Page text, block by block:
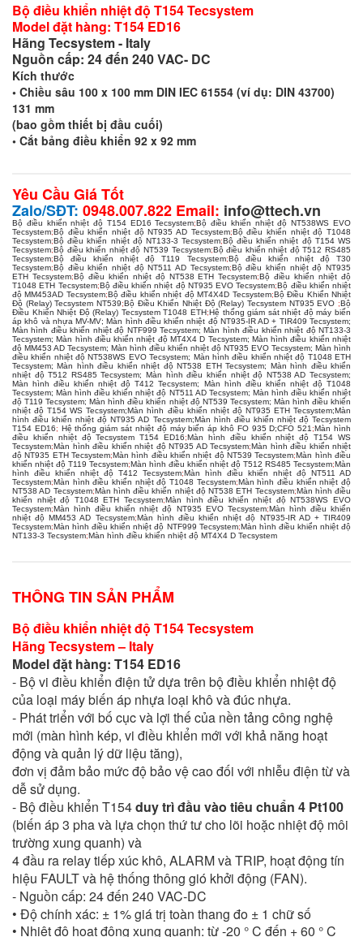
Bộ điều khiển nhiệt độ T154 Tecsystem
Model đặt hàng: T154 ED16
Hãng Tecsystem - Italy
Nguồn cấp: 24 đến 240 VAC- DC
Kích thước
• Chiều sâu 100 x 100 mm DIN IEC 61554 (ví dụ: DIN 43700)
131 mm
(bao gồm thiết bị đầu cuối)
• Cắt bảng điều khiển 92 x 92 mm
Yêu Cầu Giá Tốt
Zalo/SĐT: 0948.007.822 Email: info@ttech.vn
Bộ điều khiển nhiệt độ T154 ED16 Tecsystem;Bộ điều khiển nhiệt độ NT538WS EVO
Tecsystem;Bộ điều khiển nhiệt độ NT935 AD Tecsystem;Bộ điều khiển nhiệt độ T1048
Tecsystem;Bộ điều khiển nhiệt độ NT133-3 Tecsystem;Bộ điều khiển nhiệt độ T154 WS
Tecsystem;Bộ điều khiển nhiệt độ NT539 Tecsystem;Bộ điều khiển nhiệt độ T512 RS485
Tecsystem;Bộ điều khiển nhiệt độ T119 Tecsystem;Bộ điều khiển nhiệt độ T30
Tecsystem;Bộ điều khiển nhiệt độ NT511 AD Tecsystem;Bộ điều khiển nhiệt độ NT935
ETH Tecsystem;Bộ điều khiển nhiệt độ NT538 ETH Tecsystem;Bộ điều khiển nhiệt độ
T1048 ETH Tecsystem;Bộ điều khiển nhiệt độ NT935 EVO Tecsystem;Bộ điều khiển nhiệt
độ MM453AD Tecsystem;Bộ điều khiển nhiệt độ MT4X4D Tecsystem;Bộ Điều Khiển Nhiệt
Độ (Relay) Tecsystem NT539;Bộ Điều Khiển Nhiệt Độ (Relay) Tecsystem NT935 EVO ;Bộ
Điều Khiển Nhiệt Độ (Relay) Tecsystem T1048 ETH;Hệ thống giám sát nhiệt độ máy biến
áp khô và nhựa MV-MV;Màn hình điều khiển nhiệt độ NT935-IR AD + TIR409 Tecsystem;
Màn hình điều khiển nhiệt độ NTF999 Tecsystem;Màn hình điều khiển nhiệt độ NT133-3
Tecsystem;Màn hình điều khiển nhiệt độ MT4X4 D Tecsystem; Màn hình điều khiển nhiệt
độ MM453 AD Tecsystem; Màn hình điều khiển nhiệt độ NT935 EVO Tecsystem; Màn hình
điều khiển nhiệt độ NT538WS EVO Tecsystem; Màn hình điều khiển nhiệt độ T1048 ETH
Tecsystem;Màn hình điều khiển nhiệt độ NT538 ETH Tecsystem; Màn hình điều khiển
nhiệt độ T512 RS485 Tecsystem;Màn hình điều khiển nhiệt độ NT538 AD Tecsystem;
Màn hình điều khiển nhiệt độ T412 Tecsystem; Màn hình điều khiển nhiệt độ T1048
Tecsystem;Màn hình điều khiển nhiệt độ NT511 AD Tecsystem; Màn hình điều khiển nhiệt
độ T119 Tecsystem;Màn hình điều khiển nhiệt độ NT539 Tecsystem; Màn hình điều khiển
nhiệt độ T154 WS Tecsystem;Màn hình điều khiển nhiệt độ NT935 ETH Tecsystem;Màn
hình điều khiển nhiệt độ NT935 AD Tecsystem;Màn hình điều khiển nhiệt độ Tecsystem
T154 ED16; Hệ thống giám sát nhiệt độ máy biến áp khô FO 935 D;CFO 521 ;Màn hình
điều khiển nhiệt độ Tecsystem T154 ED16;Màn hình điều khiển nhiệt độ T154 WS
Tecsystem;Màn hình điều khiển nhiệt độ NT935 AD Tecsystem;Màn hình điều khiển nhiệt
độ NT935 ETH Tecsystem;Màn hình điều khiển nhiệt độ NT539 Tecsystem;Màn hình điều
khiển nhiệt độ T119 Tecsystem;Màn hình điều khiển nhiệt độ T512 RS485 Tecsystem;Màn
hình điều khiển nhiệt độ T412 Tecsystem;Màn hình điều khiển nhiệt độ NT511 AD
Tecsystem;Màn hình điều khiển nhiệt độ T1048 Tecsystem;Màn hình điều khiển nhiệt độ
NT538 AD Tecsystem;Màn hình điều khiển nhiệt độ NT538 ETH Tecsystem;Màn hình điều
khiển nhiệt độ T1048 ETH Tecsystem;Màn hình điều khiển nhiệt độ NT538WS EVO
Tecsystem;Màn hình điều khiển nhiệt độ NT935 EVO Tecsystem;Màn hình điều khiển
nhiệt độ MM453 AD Tecsystem;Màn hình điều khiển nhiệt độ NT935-IR AD + TIR409
Tecsystem;Màn hình điều khiển nhiệt độ NTF999 Tecsystem;Màn hình điều khiển nhiệt độ
NT133-3 Tecsystem;Màn hình điều khiển nhiệt độ MT4X4 D Tecsystem
THÔNG TIN SẢN PHẨM
Bộ điều khiển nhiệt độ T154 Tecsystem
Hãng Tecsystem – Italy
Model đặt hàng: T154 ED16
- Bộ vi điều khiển điện tử dựa trên bộ điều khiển nhiệt độ
của loại máy biến áp nhựa loại khô và đúc nhựa.
- Phát triển với bố cục và lợi thế của nền tảng công nghệ
mới (màn hình kép, vi điều khiển mới với khả năng hoạt
động và quản lý dữ liệu tăng),
đơn vị đảm bảo mức độ bảo vệ cao đối với nhiễu điện từ và
dễ sử dụng.
- Bộ điều khiển T154duy trì đầu vào tiêu chuẩn 4 Pt100
(biến áp 3 pha và lựa chọn thứ tư cho lõi hoặc nhiệt độ môi
trường xung quanh) và
4 đầu ra relay tiếp xúc khô, ALARM và TRIP, hoạt động tín
hiệu FAULT và hệ thống thông gió khởi động (FAN).
- Nguồn cấp: 24 đến 240 VAC-DC
• Độ chính xác: ± 1% giá trị toàn thang đo ± 1 chữ số
• Nhiệt độ hoạt động xung quanh: từ -20 ° C đến + 60 ° C